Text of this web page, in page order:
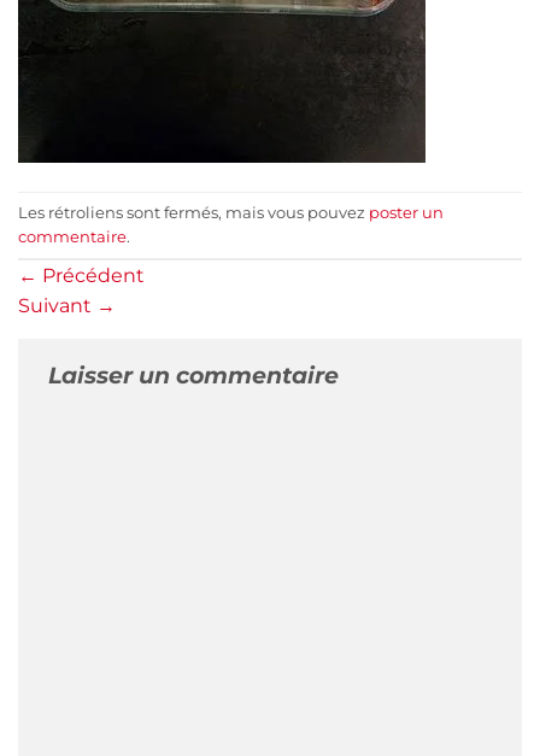
Les rétroliens sont fermés, mais vous pouvez poster un
commentaire.
← Précédent
Suivant →
Laisser un commentaire